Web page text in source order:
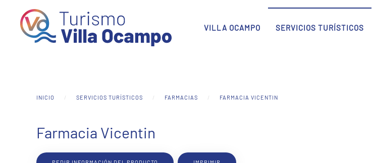
Skip to main content VILLA OCAMPO SERVICIOS TURÍSTICOS
INICIO SERVICIOS TURÍSTICOS FARMACIAS FARMACIA VICENTIN
Farmacia Vicentin